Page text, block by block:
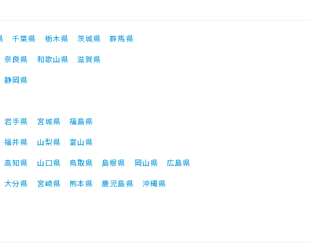
千葉県 栃木県 茨城県
群馬県
奈良県 和歌山県
滋賀県
静岡県
岩手県 宮城県
福島県
福井県 山梨県
富山県
高知県 山口県 鳥取県 島根県 岡山県
広島県
大分県 宮崎県 熊本県 鹿児島県 沖縄県